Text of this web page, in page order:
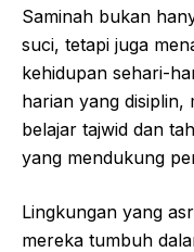
Saminah bukan
suci, tetapi juga
kehidupan sehari-
harian yang disiplin,
belajar tajwid dan
yang mendukung
Lingkungan yang
mereka tumbuh